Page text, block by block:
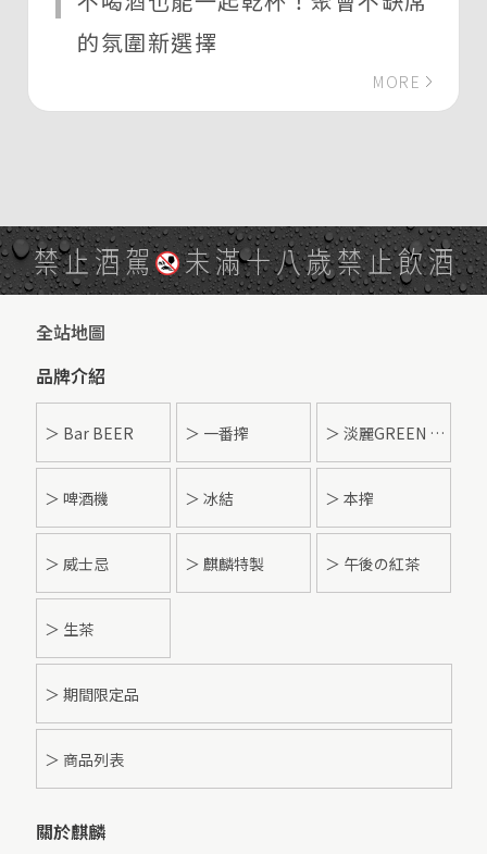
的氛圍新選擇
MORE
禁止酒駕 未滿十八歲禁止飲酒
全站地圖
品牌介紹
＞ Bar BEER ＞ 一番搾 ＞ 淡麗GREEN LABEL
＞ 啤酒機 ＞ 冰結 ＞ 本搾
＞ 威士忌 ＞ 麒麟特製 ＞ 午後の紅茶
＞ 生茶
＞ 期間限定品
＞ 商品列表
關於麒麟